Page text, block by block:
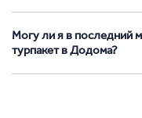
Могу ли я в последний
турпакет в Додома?